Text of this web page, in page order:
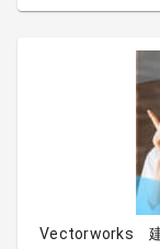
Vectorworks 建